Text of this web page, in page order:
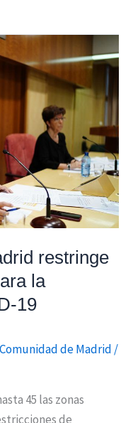
restringe
la
19
Comunidad de Madrid/
45 las zonas
de